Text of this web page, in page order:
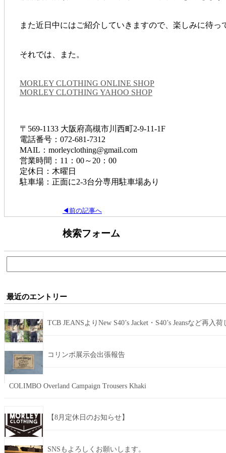
また近日中にはご紹介していきますので、楽しみに待っ
それでは、また。
MORLEY CLOTHING ONLINE SHOP
MORLEY CLOTHING YAHOO SHOP
〒569-1133 大阪府高槻市川西町2-9-11-1F
電話番号：072-681-7312
MAIL：morleyclothing@gmail.com
営業時間：11：00～20：00
定休日：木曜日
駐車場：正面に2-3台分専用駐車場あり
◀前の記事へ
検索フォーム
索:
最近のエントリー
TCB JEANSよりNew S40’s Jacket・S40’s Jeansなど再入
コリンボ展示会出張報告
COLIMBO Overland Campaign Trousers Khaki
【8月定休日のお知らせ】
SNSもよろしくお願いします。